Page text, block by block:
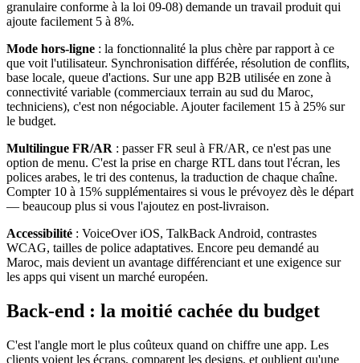
granulaire conforme à la loi 09-08) demande un travail produit qui
ajoute facilement 5 à 8%.
Mode hors-ligne : la fonctionnalité la plus chère par rapport à ce
que voit l'utilisateur. Synchronisation différée, résolution de conflits,
base locale, queue d'actions. Sur une app B2B utilisée en zone à
connectivité variable (commerciaux terrain au sud du Maroc,
techniciens), c'est non négociable. Ajouter facilement 15 à 25% sur
le budget.
Multilingue FR/AR : passer FR seul à FR/AR, ce n'est pas une
option de menu. C'est la prise en charge RTL dans tout l'écran, les
polices arabes, le tri des contenus, la traduction de chaque chaîne.
Compter 10 à 15% supplémentaires si vous le prévoyez dès le départ
— beaucoup plus si vous l'ajoutez en post-livraison.
Accessibilité : VoiceOver iOS, TalkBack Android, contrastes
WCAG, tailles de police adaptatives. Encore peu demandé au
Maroc, mais devient un avantage différenciant et une exigence sur
les apps qui visent un marché européen.
Back-end : la moitié cachée du budget
C'est l'angle mort le plus coûteux quand on chiffre une app. Les
clients voient les écrans, comparent les designs, et oublient qu'une